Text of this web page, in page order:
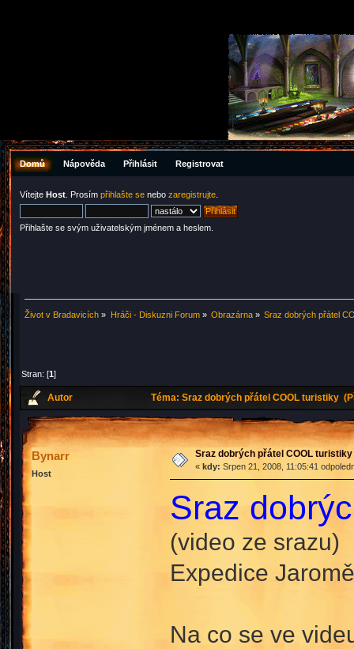
Domů Nápověda Přihlásit Registrovat
Vítejte Host . Prosím přihlašte se nebo zaregistrujte
Přihlašte se svým uživatelským jménem a heslem.
Život v Bradavicích » Hráči - Diskuzni Forum» Obrazárna» Sraz dobrých přátel
Stran: [1]
Autor Téma: Sraz dobrých přátel COOL turistiky
Bynarr
Host
Sraz dobrých přátel COOL turistiky
« kdy: Srpen 21, 2008, 11:05:41
Sraz
(video ze srazu)
Expedice
Na co se ve